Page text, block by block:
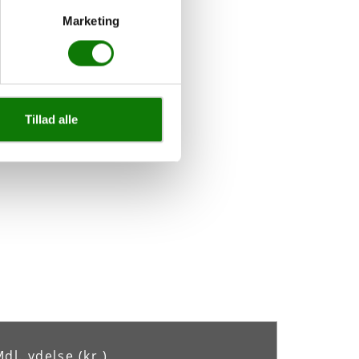
Marketing
Tillad alle